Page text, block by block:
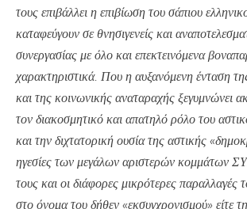
τους επιβάλλει η επιβίωση του σάπιου
καταφεύγουν σε θνησιγενείς και
συνεργασίας με όλο και επεκτεινόμενα
χαρακτηριστικά. Που η αυξανόμενη ένταση
και της κοινωνικής αναταραχής ξεγυμνώνει
τον διακοσμητικό και απατηλό ρόλο του
και την διχτατορική ουσία της αστικής
ηγεσίες των μεγάλων αριστερών κομμάτων
τους και οι διάφορες μικρότερες παραλλαγές
στο όνομα του δήθεν «εκσυγχρονισμού» είτε